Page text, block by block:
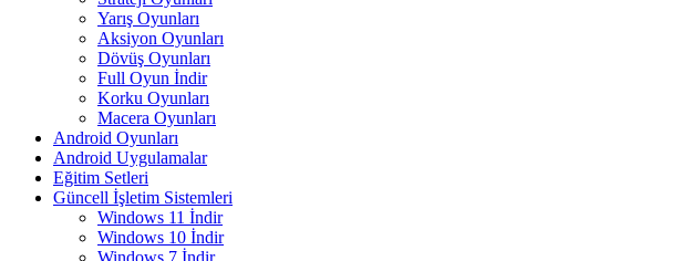
Yarış Oyunları
Aksiyon Oyunları
Dövüş Oyunları
Full Oyun İndir
Korku Oyunları
Macera Oyunları
Android Oyunları
Android Uygulamalar
Eğitim Setleri
Güncell İşletim Sistemleri
Windows 11 İndir
Windows 10 İndir
Windows 7 İndir